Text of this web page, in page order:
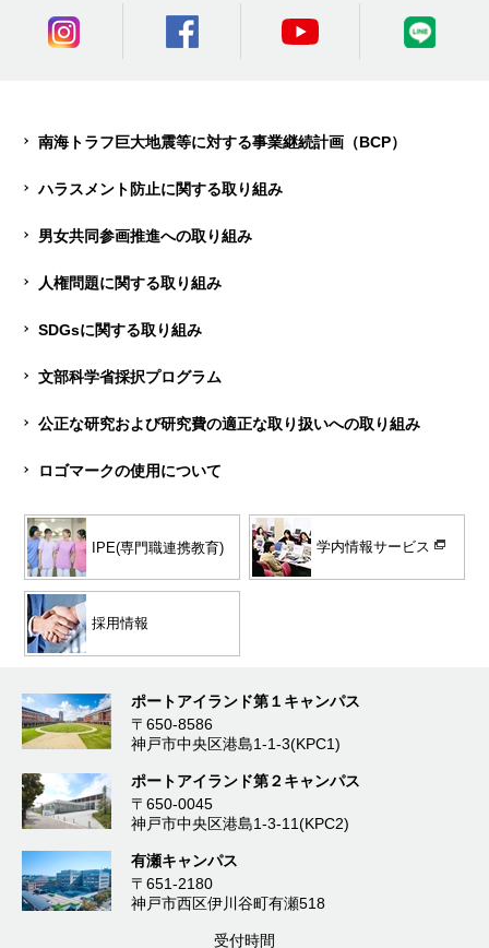
南海トラフ巨大地震等に対する事業継続計画（BCP）
ハラスメント防止に関する取り組み
男女共同参画推進への取り組み
人権問題に関する取り組み
SDGsに関する取り組み
文部科学省採択プログラム
公正な研究および研究費の適正な取り扱いへの取り組み
ロゴマークの使用について
IPE(専門職連携教育) 学内情報サービス
採用情報
ポートアイランド第１キャンパス
〒650-8586
神戸市中央区港島1-1-3(KPC1)
ポートアイランド第２キャンパス
〒650-0045
神戸市中央区港島1-3-11(KPC2)
有瀬キャンパス
〒651-2180
神戸市西区伊川谷町有瀬518
受付時間